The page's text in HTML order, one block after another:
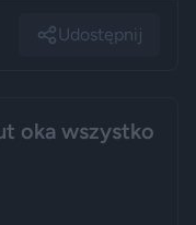
Udostępnij
oka wszystko